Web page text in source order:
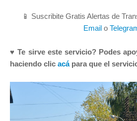
📱 Suscribite Gratis Alertas de
Emailo
♥ Te sirve este servicio? Podes
haciendo clic acápara que el